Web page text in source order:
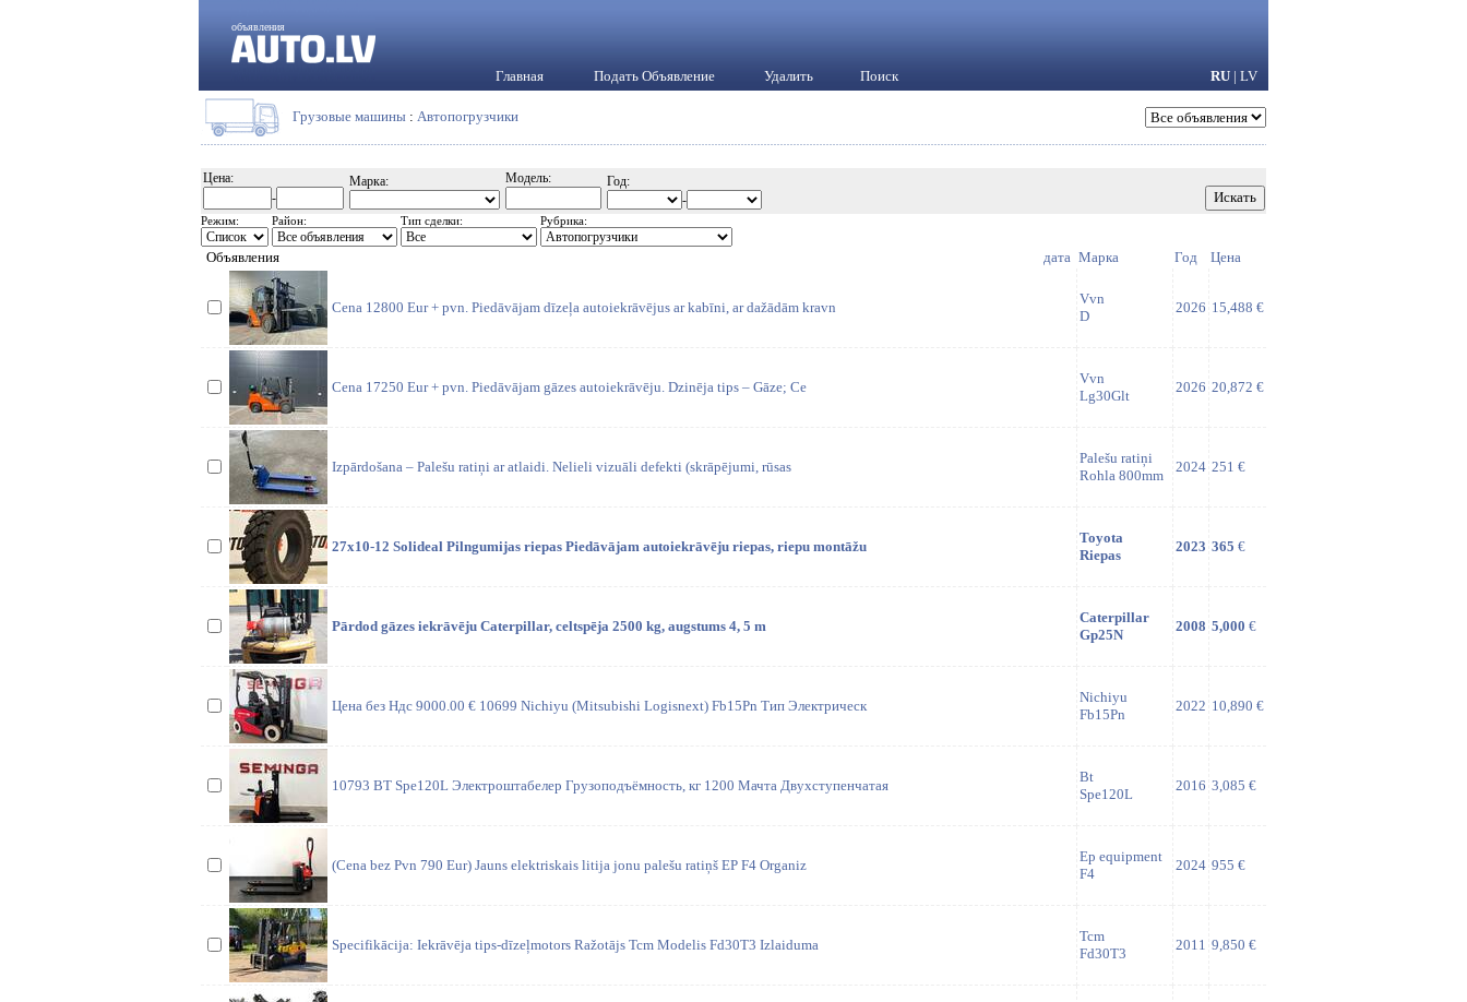
объявления
Главная Подать Объявление Удалить Поиск RU | LV
Грузовые машины : Автопогрузчики
Цена:
-
Марка: Модель:
Год:
-
Режим: Район: Тип сделки: Рубрика:
Объявления дата Марка Год Цена
Cena 12800 Eur + pvn. Piedāvājam dīzeļa autoiekrāvējus ar kabīni, ar dažādām kravn
Vvn
D
2026 15,488 €
Cena 17250 Eur + pvn. Piedāvājam gāzes autoiekrāvēju. Dzinēja tips – Gāze; Ce
Vvn
Lg30Glt
2026 20,872 €
Izpārdošana – Palešu ratiņi ar atlaidi. Nelieli vizuāli defekti (skrāpējumi, rūsas
Palešu ratiņi
Rohla 800mm
2024 251 €
27x10-12 Solideal Pilngumijas riepas Piedāvājam autoiekrāvēju riepas, riepu montāžu
Toyota
Riepas
2023 365 €
Pārdod gāzes iekrāvēju Caterpillar, celtspēja 2500 kg, augstums 4, 5 m
Caterpillar
Gp25N
2008 5,000 €
Цена без Ндс 9000.00 € 10699 Nichiyu (Mitsubishi Logisnext) Fb15Pn Тип Электрическ
Nichiyu
Fb15Pn
2022 10,890 €
10793 BT Spe120L Электроштабелeр Грузоподъёмность, кг 1200 Мачта Двухступенчатая
Bt
Spe120L
2016 3,085 €
(Cena bez Pvn 790 Eur) Jauns elektriskais litija jonu palešu ratiņš EP F4 Organiz
Ep equipment
F4
2024 955 €
Specifikācija: Iekrāvēja tips-dīzeļmotors Ražotājs Tcm Modelis Fd30T3 Izlaiduma
Tcm
Fd30T3
2011 9,850 €